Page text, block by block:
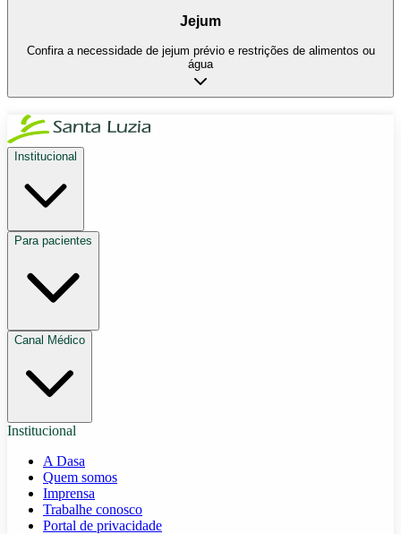
Jejum
Confira a necessidade de jejum prévio e restrições de alimentos ou
água
Institucional
Para pacientes
Canal Médico
Institucional
A Dasa
Quem somos
Imprensa
Trabalhe conosco
Portal de privacidade